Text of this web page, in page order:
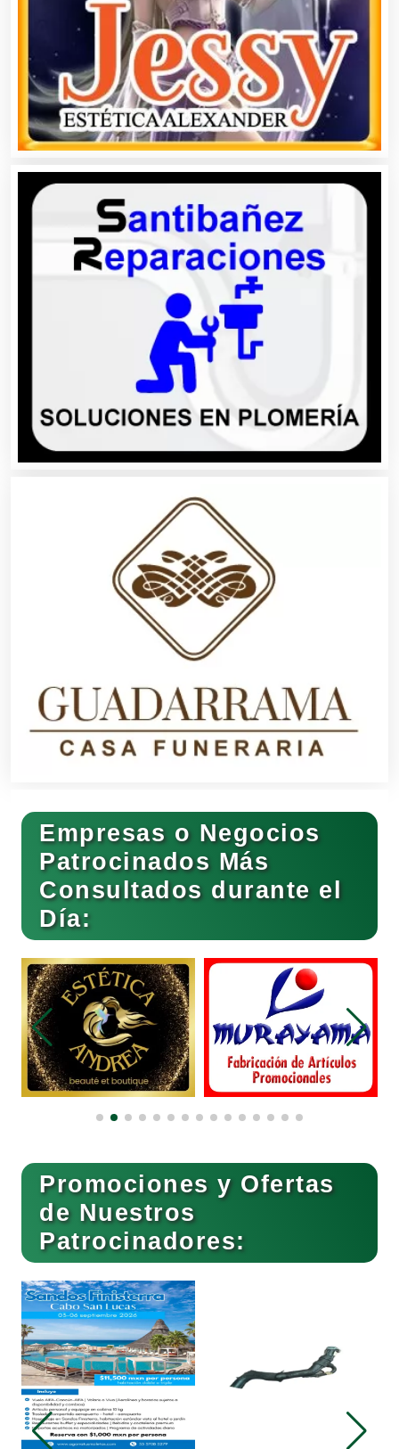
Asociaciones Empresariales
Audio, Sonido e Iluminación
Audios para Eventos
Autobuses
Automatización
Automóviles Nuevos y Usados
Autopartes Eléctricas
Balnearios
Banquetes
Bares y Cantinas
Basculas
Bebidas
Belleza
Bordados y Estampados
Boutiques
Buceo
Cafeterías
Cajas de Ahorro
Cámaras de Comercio
Camiones para Fletes
Empresas o Negocios
Patrocinados Más
Consultados durante el
Día:
Promociones y Ofertas
de Nuestros
Patrocinadores: